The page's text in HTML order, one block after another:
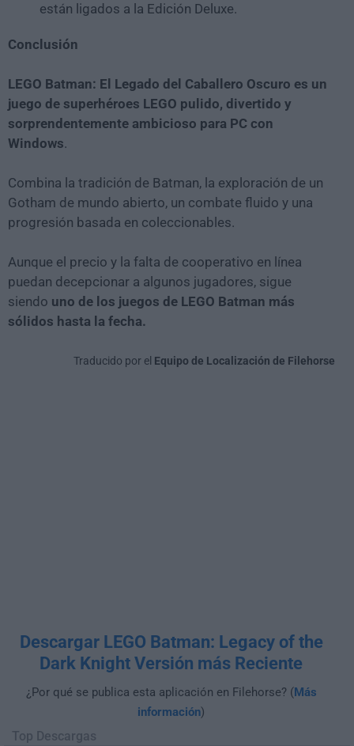
están ligados a la Edición Deluxe.
Conclusión
LEGO Batman: El Legado del Caballero Oscuro es un
juego de superhéroes LEGO pulido, divertido y
sorprendentemente ambicioso para PC con
Windows.
Combina la tradición de Batman, la exploración de un
Gotham de mundo abierto, un combate fluido y una
progresión basada en coleccionables.
Aunque el precio y la falta de cooperativo en línea
puedan decepcionar a algunos jugadores, sigue
siendo uno de los juegos de LEGO Batman más
sólidos hasta la fecha.
Traducido por el Equipo de Localización de Filehorse
Descargar LEGO Batman: Legacy of the
Dark Knight Versión más Reciente
¿Por qué se publica esta aplicación en Filehorse? ( Más
información)
Top Descargas